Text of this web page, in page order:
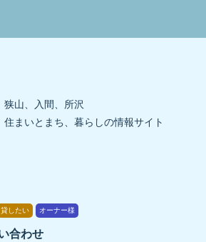
狭山、入間、所沢
住まいとまち、暮らしの情報サイト
貸したい オーナー様
合わせ